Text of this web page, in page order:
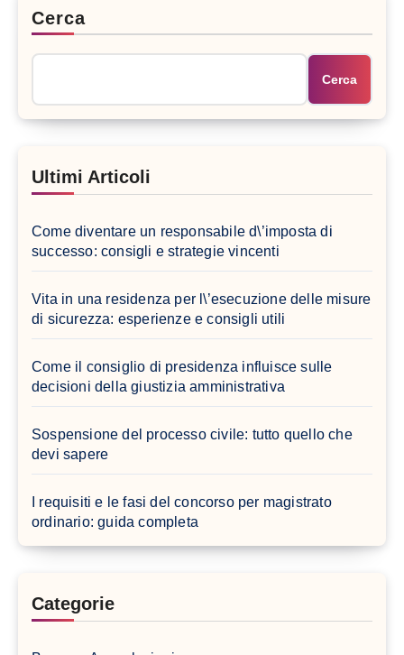
Cerca
Cerca
Ultimi Articoli
Come diventare un responsabile d\’imposta di
successo: consigli e strategie vincenti
Vita in una residenza per l\’esecuzione delle misure
di sicurezza: esperienze e consigli utili
Come il consiglio di presidenza influisce sulle
decisioni della giustizia amministrativa
Sospensione del processo civile: tutto quello che
devi sapere
I requisiti e le fasi del concorso per magistrato
ordinario: guida completa
Categorie